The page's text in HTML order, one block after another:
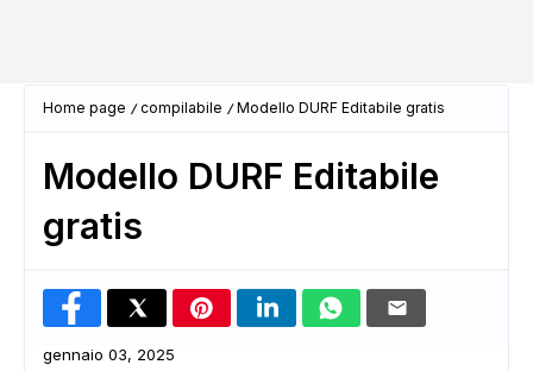
Home page compilabile Modello DURF Editabile gratis
Modello DURF Editabile
gratis
gennaio 03, 2025